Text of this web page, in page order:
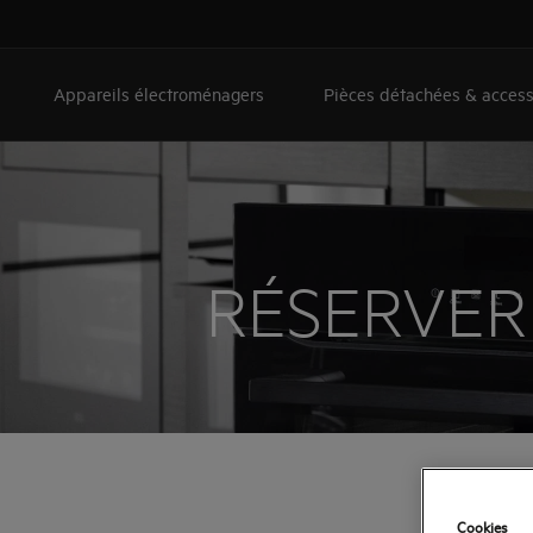
Appareils électroménagers Pièces détachées &
FAITES
Cookies